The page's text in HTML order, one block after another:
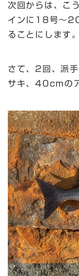
次回からは、こ
インに18号～
ることにします。
さて、2回、派
サキ、40cmの